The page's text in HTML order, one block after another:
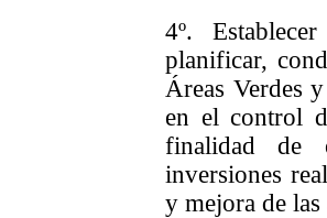
4º.
planificar,
Áreas Verdes
en el control
finalidad de
inversiones
y mejora de las